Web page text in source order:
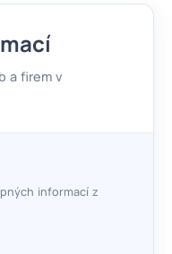
a firem v
informací z